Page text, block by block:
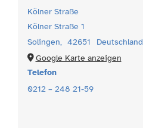
Kölner Straße
Kölner Straße 1
Solingen, 42651
Deutschland
Google Karte anzeigen
Telefon
0212 – 248 21-59